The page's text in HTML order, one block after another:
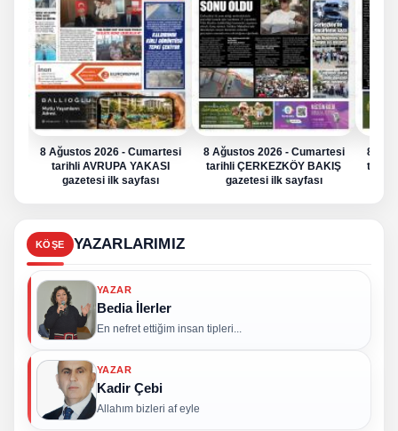
8 Ağustos 2026 - Cumartesi
tarihli AVRUPA YAKASI
gazetesi ilk sayfası
8 Ağustos 2026 - Cumartesi
tarihli ÇERKEZKÖY BAKIŞ
gazetesi ilk sayfası
8
tarihli
KÖŞE YAZARLARIMIZ
YAZAR
Bedia İlerler
En nefret ettiğim insan tipleri...
YAZAR
Kadir Çebi
Allahım bizleri af eyle